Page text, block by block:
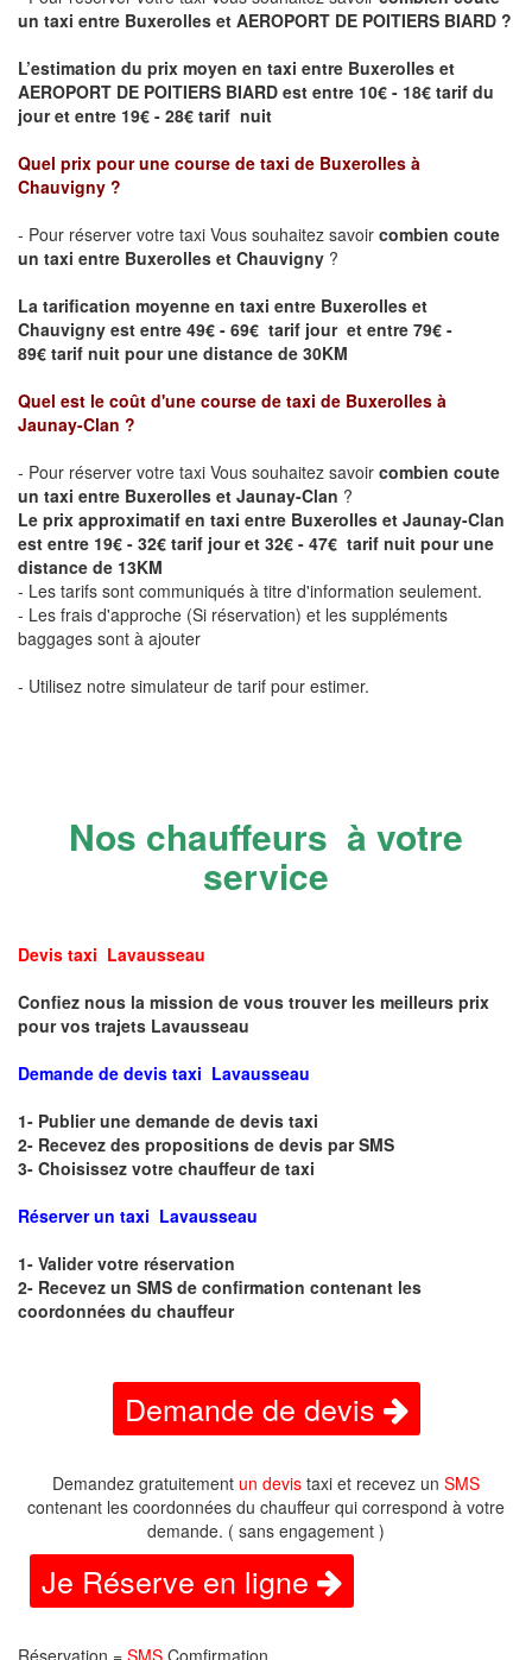
un taxi entre Buxerolles et AEROPORT DE POITIERS BIARD ?
L’estimation du prix moyen en taxi entre Buxerolles et
AEROPORT DE POITIERS BIARD est entre 10€ - 18€ tarif du
jour et entre 19€ - 28€ tarif nuit
Quel prix pour une course de taxi de Buxerolles à
Chauvigny ?
- Pour réserver votre taxi Vous souhaitez savoir combien coute
un taxi entre Buxerolles et Chauvigny ?
La tarification moyenne en taxi entre Buxerolles et
Chauvigny est entre 49€ - 69€ tarif jour et entre 79€ -
89€ tarif nuit pour une distance de 30KM
Quel est le coût d'une course de taxi de Buxerolles à
Jaunay-Clan ?
- Pour réserver votre taxi Vous souhaitez savoir combien coute
un taxi entre Buxerolles et Jaunay-Clan ?
Le prix approximatif en taxi entre Buxerolles et Jaunay-Clan
est entre 19€ - 32€ tarif jour et 32€ - 47€ tarif nuit pour une
distance de 13KM
- Les tarifs sont communiqués à titre d'information seulement.
- Les frais d'approche (Si réservation) et les suppléments
baggages sont à ajouter
- Utilisez notre simulateur de tarif pour estimer.
Nos chauffeurs à votre
service
Devis taxi Lavausseau
Confiez nous la mission de vous trouver les meilleurs prix
pour vos trajets Lavausseau
Demande de devis taxi Lavausseau
1- Publier une demande de devis taxi
2- Recevez des propositions de devis par SMS
3- Choisissez votre chauffeur de taxi
Réserver un taxi Lavausseau
1- Valider votre réservation
2- Recevez un SMS de confirmation contenant les
coordonnées du chauffeur
Demande de devis
Demandez gratuitement un devis taxi et recevez un SMS
contenant les coordonnées du chauffeur qui correspond à votre
demande. ( sans engagement )
Je Réserve en ligne
Réservation = SMS Comfirmation